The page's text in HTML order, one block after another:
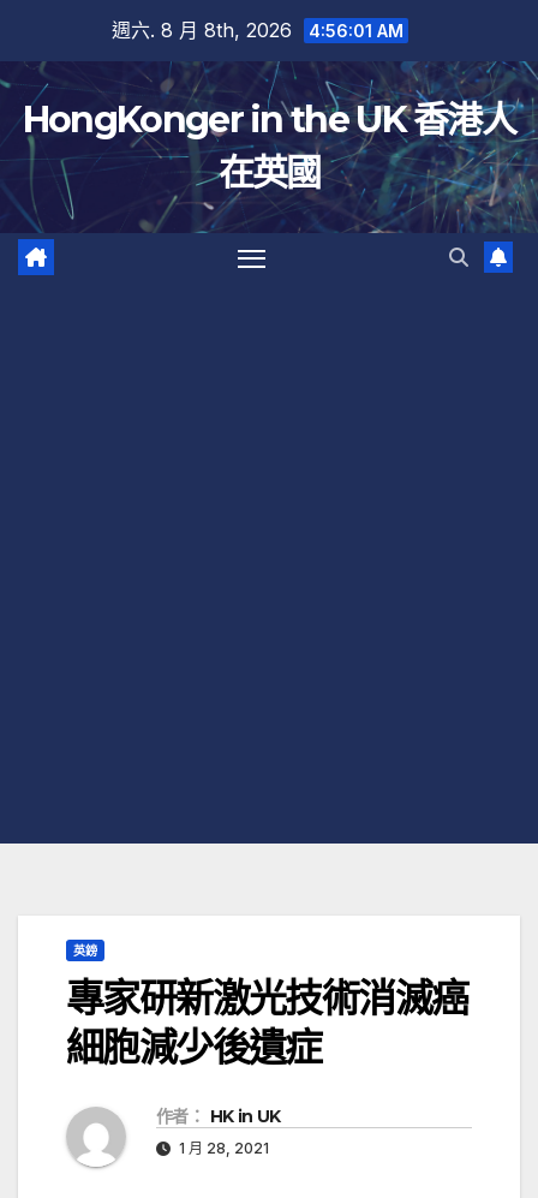
內
容
週六. 8 月 8th, 2026 4:56:01 AM
HongKonger in the UK 香港人
在英國
英鎊
專家研新激光技術消滅癌
細胞減少後遺症
作者： HK in UK
1 月 28, 2021